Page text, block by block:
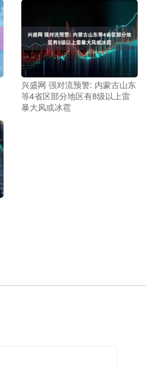
兴盛网 强对流预警: 内蒙古山东
等4省区部分地区有8级以上雷
暴大风或冰雹